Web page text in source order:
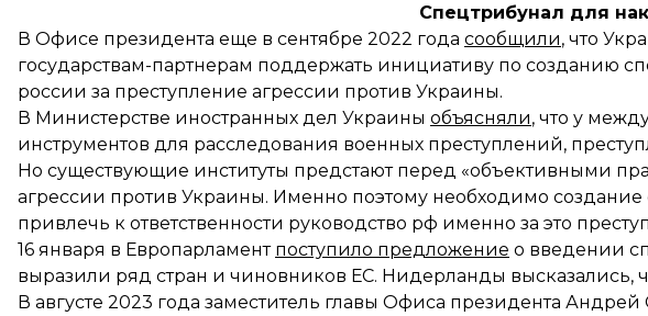
Спецтрибунал для
В Офисе президента еще в сентябре 2022 года сообщили, что
государствам-партнерам поддержать инициативу по созданию
россии за преступление агрессии против Украины.
В Министерстве иностранных дел Украины объясняли, что у
инструментов для расследования военных преступлений,
Но существующие институты предстают перед «объективными
агрессии против Украины. Именно поэтому необходимо создание
привлечь к ответственности руководство рф именно за это
16 января в Европарламент поступило предложение о введении
выразили ряд стран и чиновников ЕС. Нидерланды высказались,
В августе 2023 года заместитель главы Офиса президента